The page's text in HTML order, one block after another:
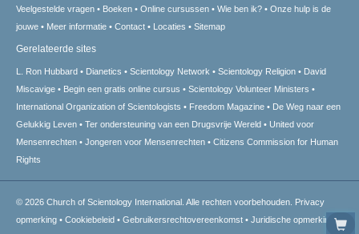
Veelgestelde vragen
Boeken Online cursussen Wie ben ik?
Onze hulp is de
jouwe
Meer informatie Contact Locaties Sitemap
Gerelateerde sites
L. Ron Hubbard Dianetics Scientology Network Scientology Religion
David
Miscavige
Begin een gratis online cursus
Scientology Volunteer Ministers
International Organization of Scientologists
Freedom Magazine
De Weg naar een
Gelukkig Leven
Ter ondersteuning van een Drugsvrije Wereld
United voor
Mensenrechten
Jongeren voor Mensenrechten
Citizens Commission for Human
Rights
© 2026 Church of Scientology International. Alle rechten voorbehouden. Privacy
opmerking • Cookiebeleid • Gebruikersrechtovereenkomst • Juridische opmerking